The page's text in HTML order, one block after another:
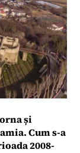
și
Cum s-a
2008-